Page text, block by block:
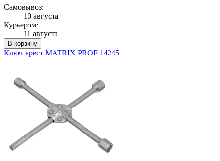
Самовывоз:
10 августа
Курьером:
11 августа
В корзину
Ключ-крест MATRIX PROF 14245